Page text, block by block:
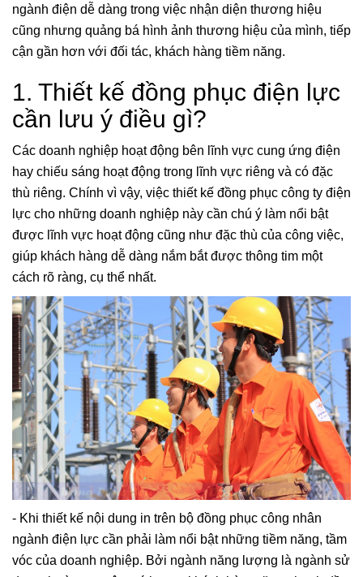
ngành điện dễ dàng trong việc nhận diện thương hiệu
cũng nhưng quảng bá hình ảnh thương hiệu của mình, tiếp
cận gần hơn với đối tác, khách hàng tiềm năng.
1. Thiết kế đồng phục điện lực
cần lưu ý điều gì?
Các doanh nghiệp hoạt động bên lĩnh vực cung ứng điện
hay chiếu sáng hoạt động trong lĩnh vực riêng và có đặc
thù riêng. Chính vì vậy, việc thiết kế đồng phục công ty điện
lực cho những doanh nghiệp này cần chú ý làm nổi bật
được lĩnh vực hoạt động cũng như đặc thù của công việc,
giúp khách hàng dễ dàng nắm bắt được thông tim một
cách rõ ràng, cụ thể nhất.
- Khi thiết kế nội dung in trên bộ đồng phục công nhân
ngành điện lực cần phải làm nổi bật những tiềm năng, tầm
vóc của doanh nghiệp. Bởi ngành năng lượng là ngành sử